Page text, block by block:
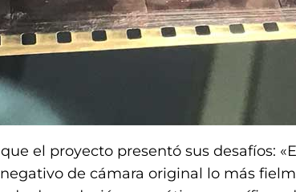
el proyecto presentó sus desafíos:
de cámara original lo más